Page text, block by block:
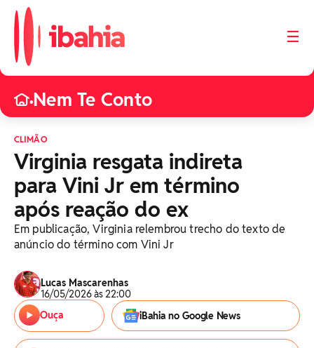
☰
•Nem Te Conto
CLIMÃO
Virginia resgata indireta
para Vini Jr em término
após reação do ex
Em publicação, Virginia relembrou trecho do texto de
anúncio do término com Vini Jr
Lucas Mascarenhas
16/05/2026 às 22:00
Ouça
iBahia no Google News